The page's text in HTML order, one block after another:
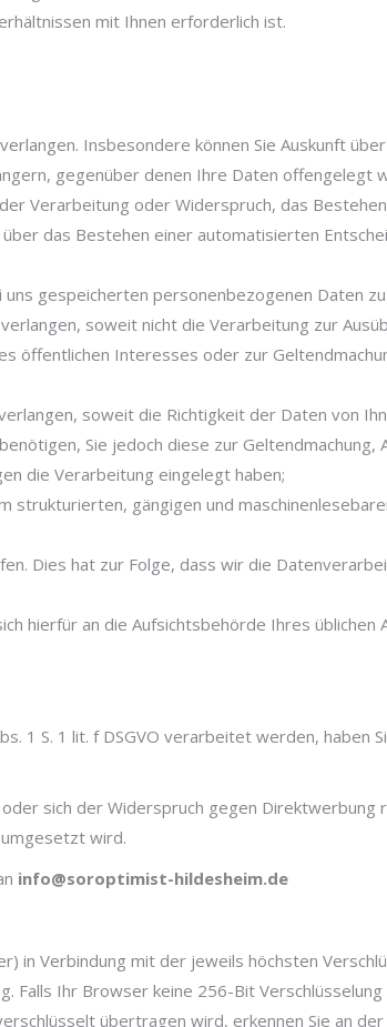
mit Ihnen erforderlich ist.
Insbesondere können Sie Auskunft
gegenüber denen Ihre Daten offengelegt
Verarbeitung oder Widerspruch, das
das Bestehen einer automatisierten
gespeicherten personenbezogenen Daten
soweit nicht die Verarbeitung zur
öffentlichen Interesses oder zur
soweit die Richtigkeit der Daten von
Sie jedoch diese zur Geltendmachung,
die Verarbeitung eingelegt haben;
strukturierten, gängigen und
Dies hat zur Folge, dass wir die
hierfür an die Aufsichtsbehörde Ihres
1 S. 1 lit. f DSGVO verarbeitet werden, haben
sich der Widerspruch gegen Direktwerbung
wird.
info@soroptimist-hildesheim.de
in Verbindung mit der jeweils höchsten
Falls Ihr Browser keine 256-Bit
übertragen wird, erkennen Sie an